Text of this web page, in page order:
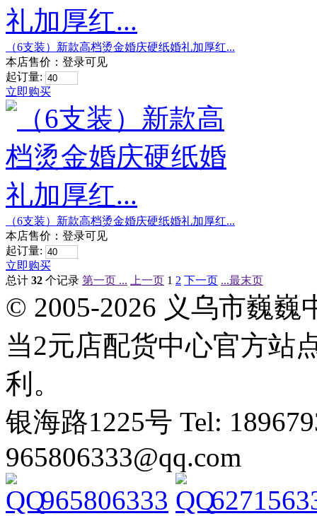
（6支装）新款高档烫金婚庆硬纸婚礼加厚红...
本店售价： 登录可见
起订量:
立即购买
（6支装）新款高档烫金婚庆硬纸婚礼加厚红...
本店售价： 登录可见
起订量:
立即购买
总计 32 个记录 第一页 ... 上一页 1 2 下一页 ...最末页
© 2005-2026 义乌市巍
当2元店配货中心官方站
利。
银海路1225号 Tel:
965806333@qq.com
965806333